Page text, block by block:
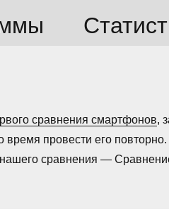
сравнения смартфонов,
провести его повторно.
сравнения —